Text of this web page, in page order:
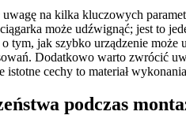
na kilka kluczowych
może udźwignąć; jest to
tym, jak szybko urządzenie
Dodatkowo warto zwrócić
cechy to materiał
podczas